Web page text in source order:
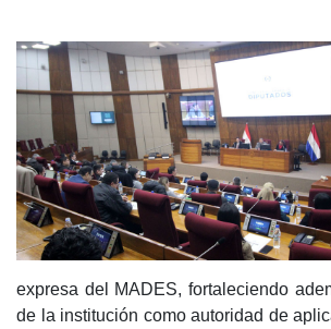
expresa del MADES, fortaleciendo
de la institución como autoridad de